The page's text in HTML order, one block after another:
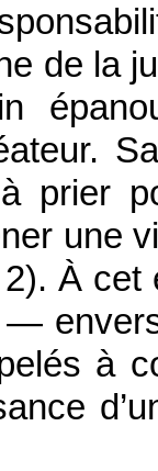
de la
prier
une
À cet
—
à